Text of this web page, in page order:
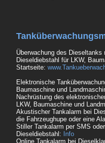
Überwachung des
Dieseldiebstahl für LKW,
Startseite:
Elektronische
Baumaschine und
Nachrüstung des
LKW, Baumaschine und
Akustischer Tankalarm bei
die Fahrzeughupe oder eine
Stiller Tankalarm per SMS
Dieseldiebstahl:
Info
Online Tankalarm bei